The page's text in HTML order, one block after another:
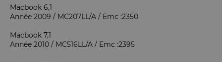
Macbook 6,1
Année 2009 / MC207LL/A / Emc :2350
Macbook 7,1
Année 2010 / MC516LL/A / Emc :2395